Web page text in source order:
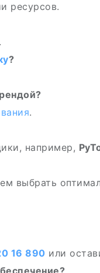
ресурсов.
?
.
например,
выбрать
16 890 или